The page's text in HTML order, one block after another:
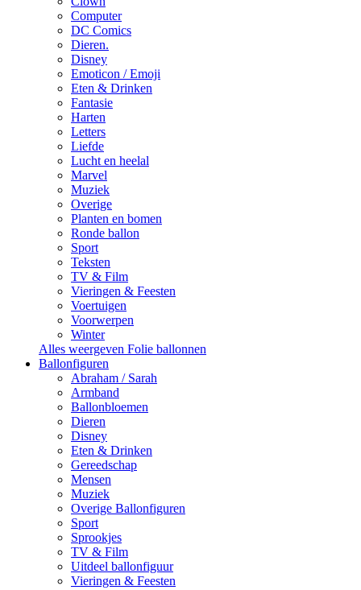
Computer
DC Comics
Dieren.
Disney
Emoticon / Emoji
Eten & Drinken
Fantasie
Harten
Letters
Liefde
Lucht en heelal
Marvel
Muziek
Overige
Planten en bomen
Ronde ballon
Sport
Teksten
TV & Film
Vieringen & Feesten
Voertuigen
Voorwerpen
Winter
Alles weergeven Folie ballonnen
Ballonfiguren
Abraham / Sarah
Armband
Ballonbloemen
Dieren
Disney
Eten & Drinken
Gereedschap
Mensen
Muziek
Overige Ballonfiguren
Sport
Sprookjes
TV & Film
Uitdeel ballonfiguur
Vieringen & Feesten